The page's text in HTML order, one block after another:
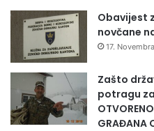
Obavijest
novčane
17.
Zašto
potragu
GRAĐANA